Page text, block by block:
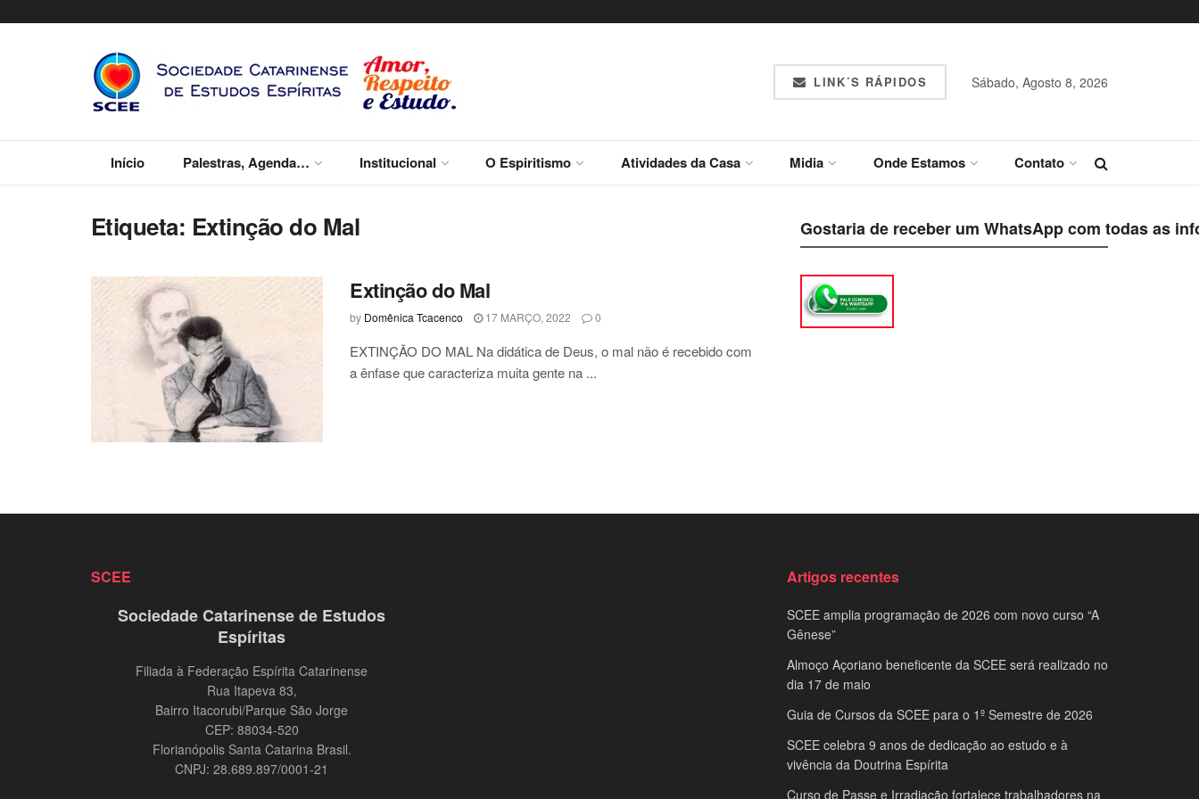
LINK´S RÁPIDOS Sábado, Agosto 8, 2026
Início Palestras, Agenda… Institucional O Espiritismo Atividades da Casa Midia Onde Estamos Contato
Etiqueta: Extinção do Mal
Extinção do Mal
by Domênica Tcacenco 17 MARÇO, 2022 0
EXTINÇÃO DO MAL Na didática de Deus, o mal não é recebido com
a ênfase que caracteriza muita gente na ...
Gostaria de receber um WhatsApp com todas as
SCEE
Sociedade Catarinense de Estudos
Espíritas
Filiada à Federação Espírita Catarinense
Rua Itapeva 83,
Bairro Itacorubi/Parque São Jorge
CEP: 88034-520
Florianópolis Santa Catarina Brasil.
CNPJ: 28.689.897/0001-21
Artigos recentes
SCEE amplia programação de 2026 com novo curso “A
Gênese”
Almoço Açoriano beneficente da SCEE será realizado no
dia 17 de maio
Guia de Cursos da SCEE para o 1º Semestre de 2026
SCEE celebra 9 anos de dedicação ao estudo e à
vivência da Doutrina Espírita
Curso de Passe e Irradiação fortalece trabalhadores na